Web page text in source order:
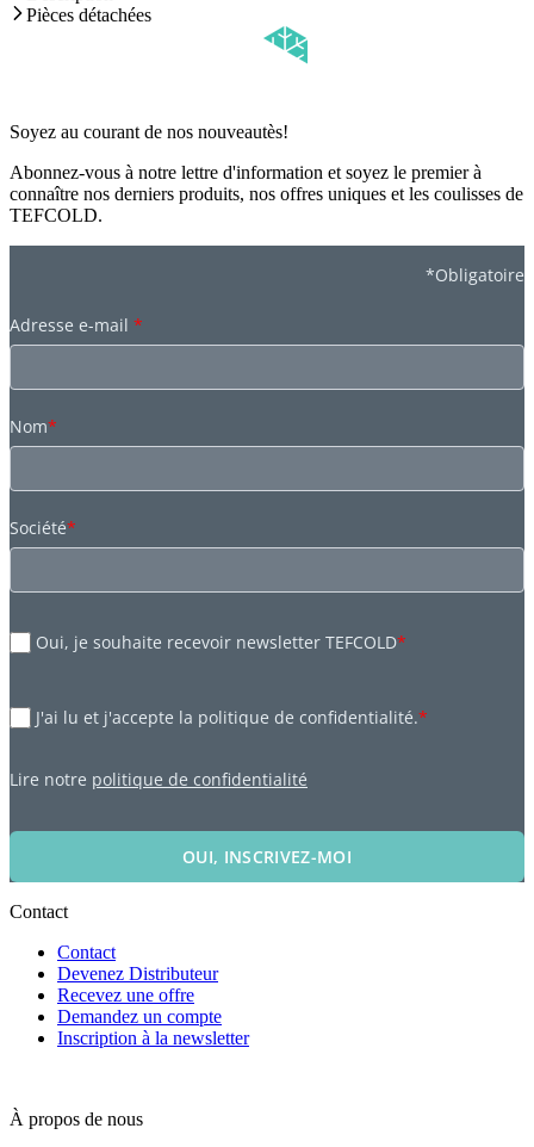
Pièces détachées
Soyez au courant de nos nouveautès!
Abonnez-vous à notre lettre d'information et soyez le premier à
connaître nos derniers produits, nos offres uniques et les coulisses de
TEFCOLD.
*Obligatoire
Adresse e-mail *
Nom*
Société*
Oui, je souhaite recevoir newsletter TEFCOLD*
J'ai lu et j'accepte la politique de confidentialité.*
Lire notre politique de confidentialité
OUI, INSCRIVEZ-MOI
Contact
Contact
Devenez Distributeur
Recevez une offre
Demandez un compte
Inscription à la newsletter
À propos de nous